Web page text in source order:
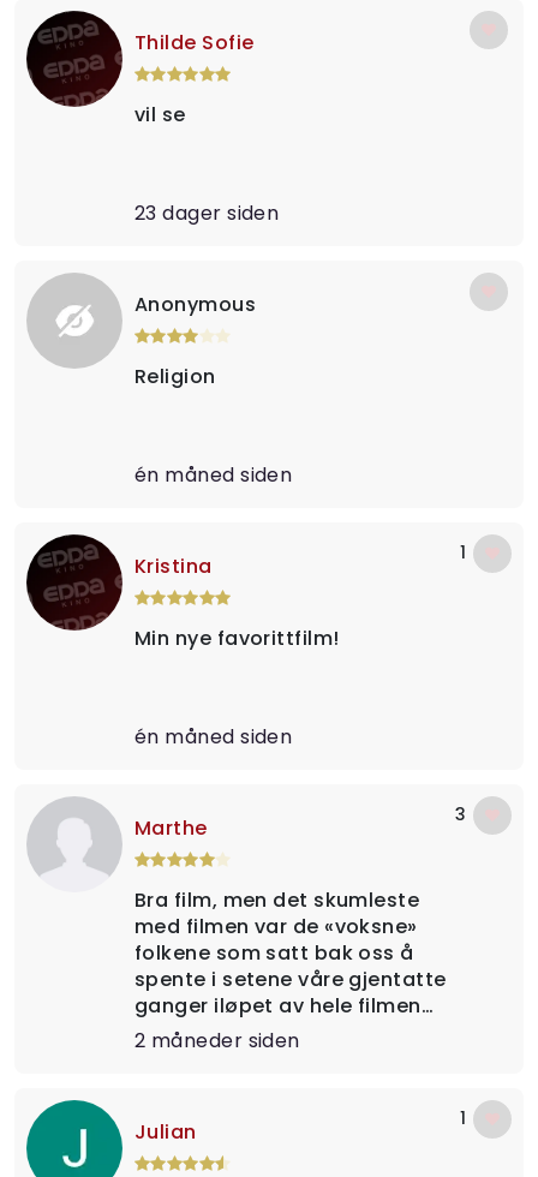
Thilde Sofie
vil se
23 dager siden
Anonymous
Religion
én måned siden
Kristina
Min nye favorittfilm!
én måned siden
1
Marthe
Bra film, men det skumleste
med filmen var de «voksne»
folkene som satt bak oss å
spente i setene våre gjentatte
ganger iløpet av hele filmen…
2 måneder siden
3
Julian 1